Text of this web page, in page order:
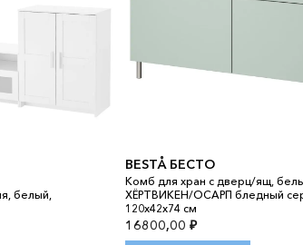
белый,
BESTÅ БЕСТО
Комб для хран с дверц/ящ,
ХЁРТВИКЕН/ОСАРП бледный
120x42x74 см
16800,00 ₽